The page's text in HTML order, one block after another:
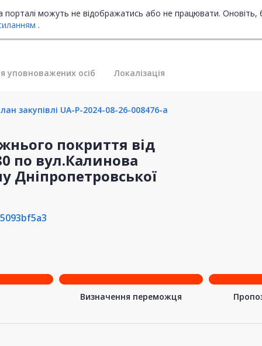
порталі можуть не відображатись або не працювати.
.
уповноважених осіб Локалізація
закупівлі UA-P-2024-08-26-008476-a
покриття від
по вул.Калинова
Дніпропетровської
Визначення переможця